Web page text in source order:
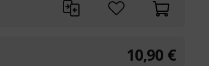
10,90 €